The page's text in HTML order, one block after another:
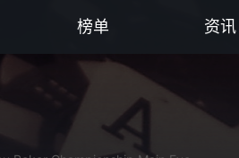
榜单 资讯